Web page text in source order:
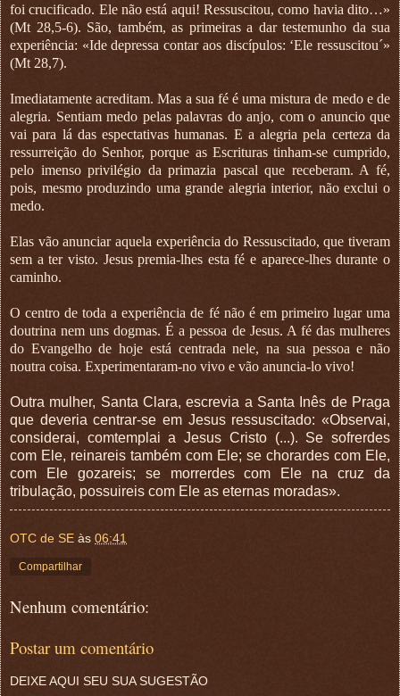
foi crucificado. Ele não está aqui! Ressuscitou, como havia dito…»
(Mt 28,5-6). São, também, as primeiras a dar testemunho da sua
experiência: «Ide depressa contar aos discípulos: ‘Ele ressuscitou´»
(Mt 28,7).
Imediatamente acreditam. Mas a sua fé é uma mistura de medo e de
alegria. Sentiam medo pelas palavras do anjo, com o anuncio que
vai para lá das espectativas humanas. E a alegria pela certeza da
ressurreição do Senhor, porque as Escrituras tinham-se cumprido,
pelo imenso privilégio da primazia pascal que receberam. A fé,
pois, mesmo produzindo uma grande alegria interior, não exclui o
medo.
Elas vão anunciar aquela experiência do Ressuscitado, que tiveram
sem a ter visto. Jesus premia-lhes esta fé e aparece-lhes durante o
caminho.
O centro de toda a experiência de fé não é em primeiro lugar uma
doutrina nem uns dogmas. É a pessoa de Jesus. A fé das mulheres
do Evangelho de hoje está centrada nele, na sua pessoa e não
noutra coisa. Experimentaram-no vivo e vão anuncia-lo vivo!
Outra mulher, Santa Clara, escrevia a Santa Inês de Praga
que deveria centrar-se em Jesus ressuscitado: «Observai,
considerai, comtemplai a Jesus Cristo (...). Se sofrerdes
com Ele, reinareis também com Ele; se chorardes com Ele,
com Ele gozareis; se morrerdes com Ele na cruz da
tribulação, possuireis com Ele as eternas moradas».
OTC de SE às 06:41
Compartilhar
Nenhum comentário:
Postar um comentário
DEIXE AQUI SEU SUA SUGESTÃO